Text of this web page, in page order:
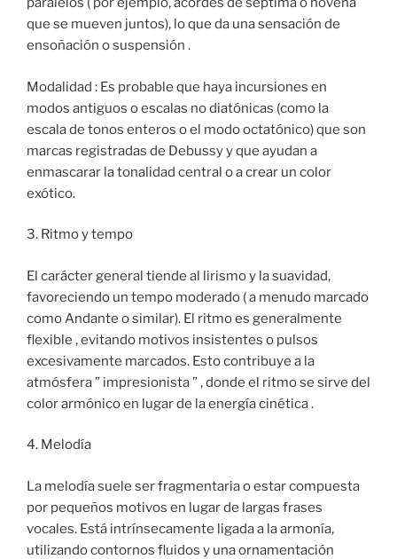
que se mueven juntos), lo que da una sensación de
ensoñación o suspensión .
Modalidad : Es probable que haya incursiones en
modos antiguos o escalas no diatónicas (como la
escala de tonos enteros o el modo octatónico) que son
marcas registradas de Debussy y que ayudan a
enmascarar la tonalidad central o a crear un color
exótico.
3. Ritmo y tempo
El carácter general tiende al lirismo y la suavidad,
favoreciendo un tempo moderado ( a menudo marcado
como Andante o similar). El ritmo es generalmente
flexible , evitando motivos insistentes o pulsos
excesivamente marcados. Esto contribuye a la
atmósfera ” impresionista ” , donde el ritmo se sirve del
color armónico en lugar de la energía cinética .
4. Melodía
La melodía suele ser fragmentaria o estar compuesta
por pequeños motivos en lugar de largas frases
vocales. Está intrínsecamente ligada a la armonía,
utilizando contornos fluidos y una ornamentación